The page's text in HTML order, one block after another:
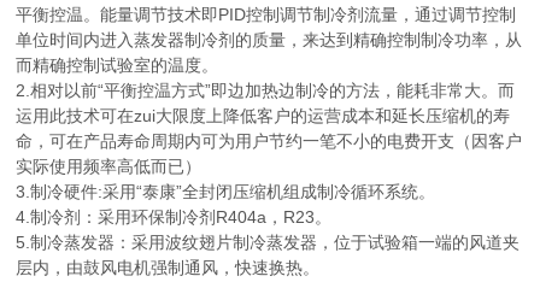
平衡控温。能量调节技术即PID控制调节制冷剂流量，通过调节控制
单位时间内进入蒸发器制冷剂的质量，来达到精确控制制冷功率，从
而精确控制试验室的温度。
2.相对以前“平衡控温方式”即边加热边制冷的方法，能耗非常大。而
运用此技术可在zui大限度上降低客户的运营成本和延长压缩机的寿
命，可在产品寿命周期内可为用户节约一笔不小的电费开支（因客户
实际使用频率高低而已）
3.制冷硬件:采用“泰康”全封闭压缩机组成制冷循环系统。
4.制冷剂：采用环保制冷剂R404a，R23。
5.制冷蒸发器：采用波纹翅片制冷蒸发器，位于试验箱一端的风道夹
层内，由鼓风电机强制通风，快速换热。